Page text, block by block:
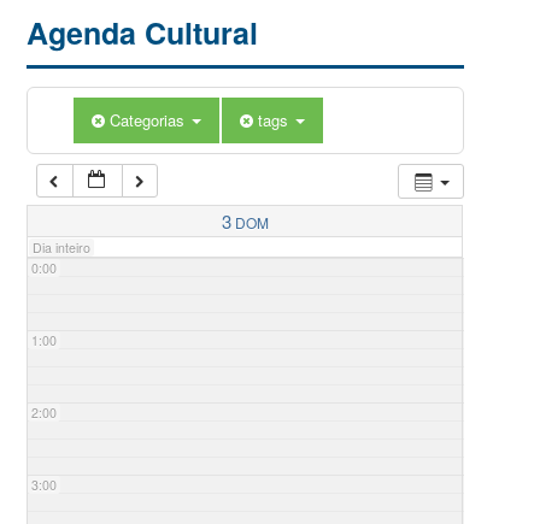
Agenda Cultural
Categorias tags
3 DOM
Dia inteiro
0:00
1:00
2:00
3:00